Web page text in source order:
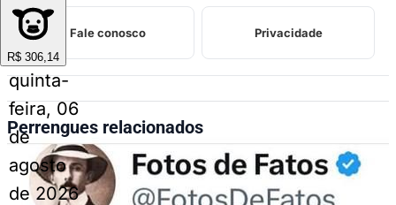
R$ 306,14
quinta-
feira, 06
de
agosto
de 2026
Fale conosco Privacidade
Perrengues relacionados